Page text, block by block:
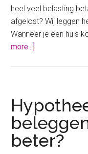
heel veel belasting
afgelost? Wij leggen
Wanneer je een huis
more...]
Zoveel
belasting
betaal
je
dan!
beter?